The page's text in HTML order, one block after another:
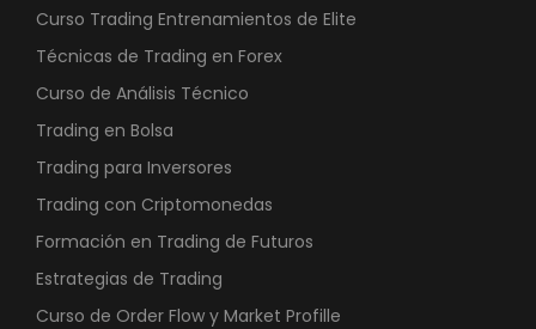
Curso Trading Entrenamientos de Elite
Técnicas de Trading en Forex
Curso de Análisis Técnico
Trading en Bolsa
Trading para Inversores
Trading con Criptomonedas
Formación en Trading de Futuros
Estrategias de Trading
Curso de Order Flow y Market Profille